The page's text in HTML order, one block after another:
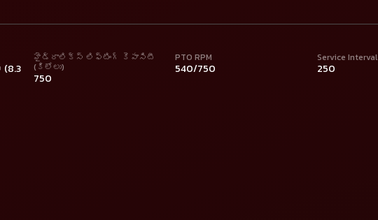
హైడ్రాలిక్స్ లిఫ్టింగ్ కెపాసిటీ
(కిలోలు)
750
PTO RPM
540/750
Service Interval
250